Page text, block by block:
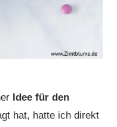
Idee für den
hat, hatte ich direkt